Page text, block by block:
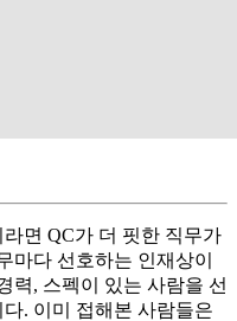
면 QC가 더 핏한 직무가
마다 선호하는 인재상이
력, 스펙이 있는 사람을 선
. 이미 접해본 사람들은